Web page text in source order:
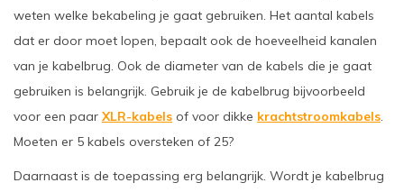
weten welke bekabeling je gaat gebruiken. Het aantal kabels
dat er door moet lopen, bepaalt ook de hoeveelheid kanalen
van je kabelbrug. Ook de diameter van de kabels die je gaat
gebruiken is belangrijk. Gebruik je de kabelbrug bijvoorbeeld
voor een paar XLR-kabels of voor dikke krachtstroomkabels.
Moeten er 5 kabels oversteken of 25?
Daarnaast is de toepassing erg belangrijk. Wordt je kabelbrug